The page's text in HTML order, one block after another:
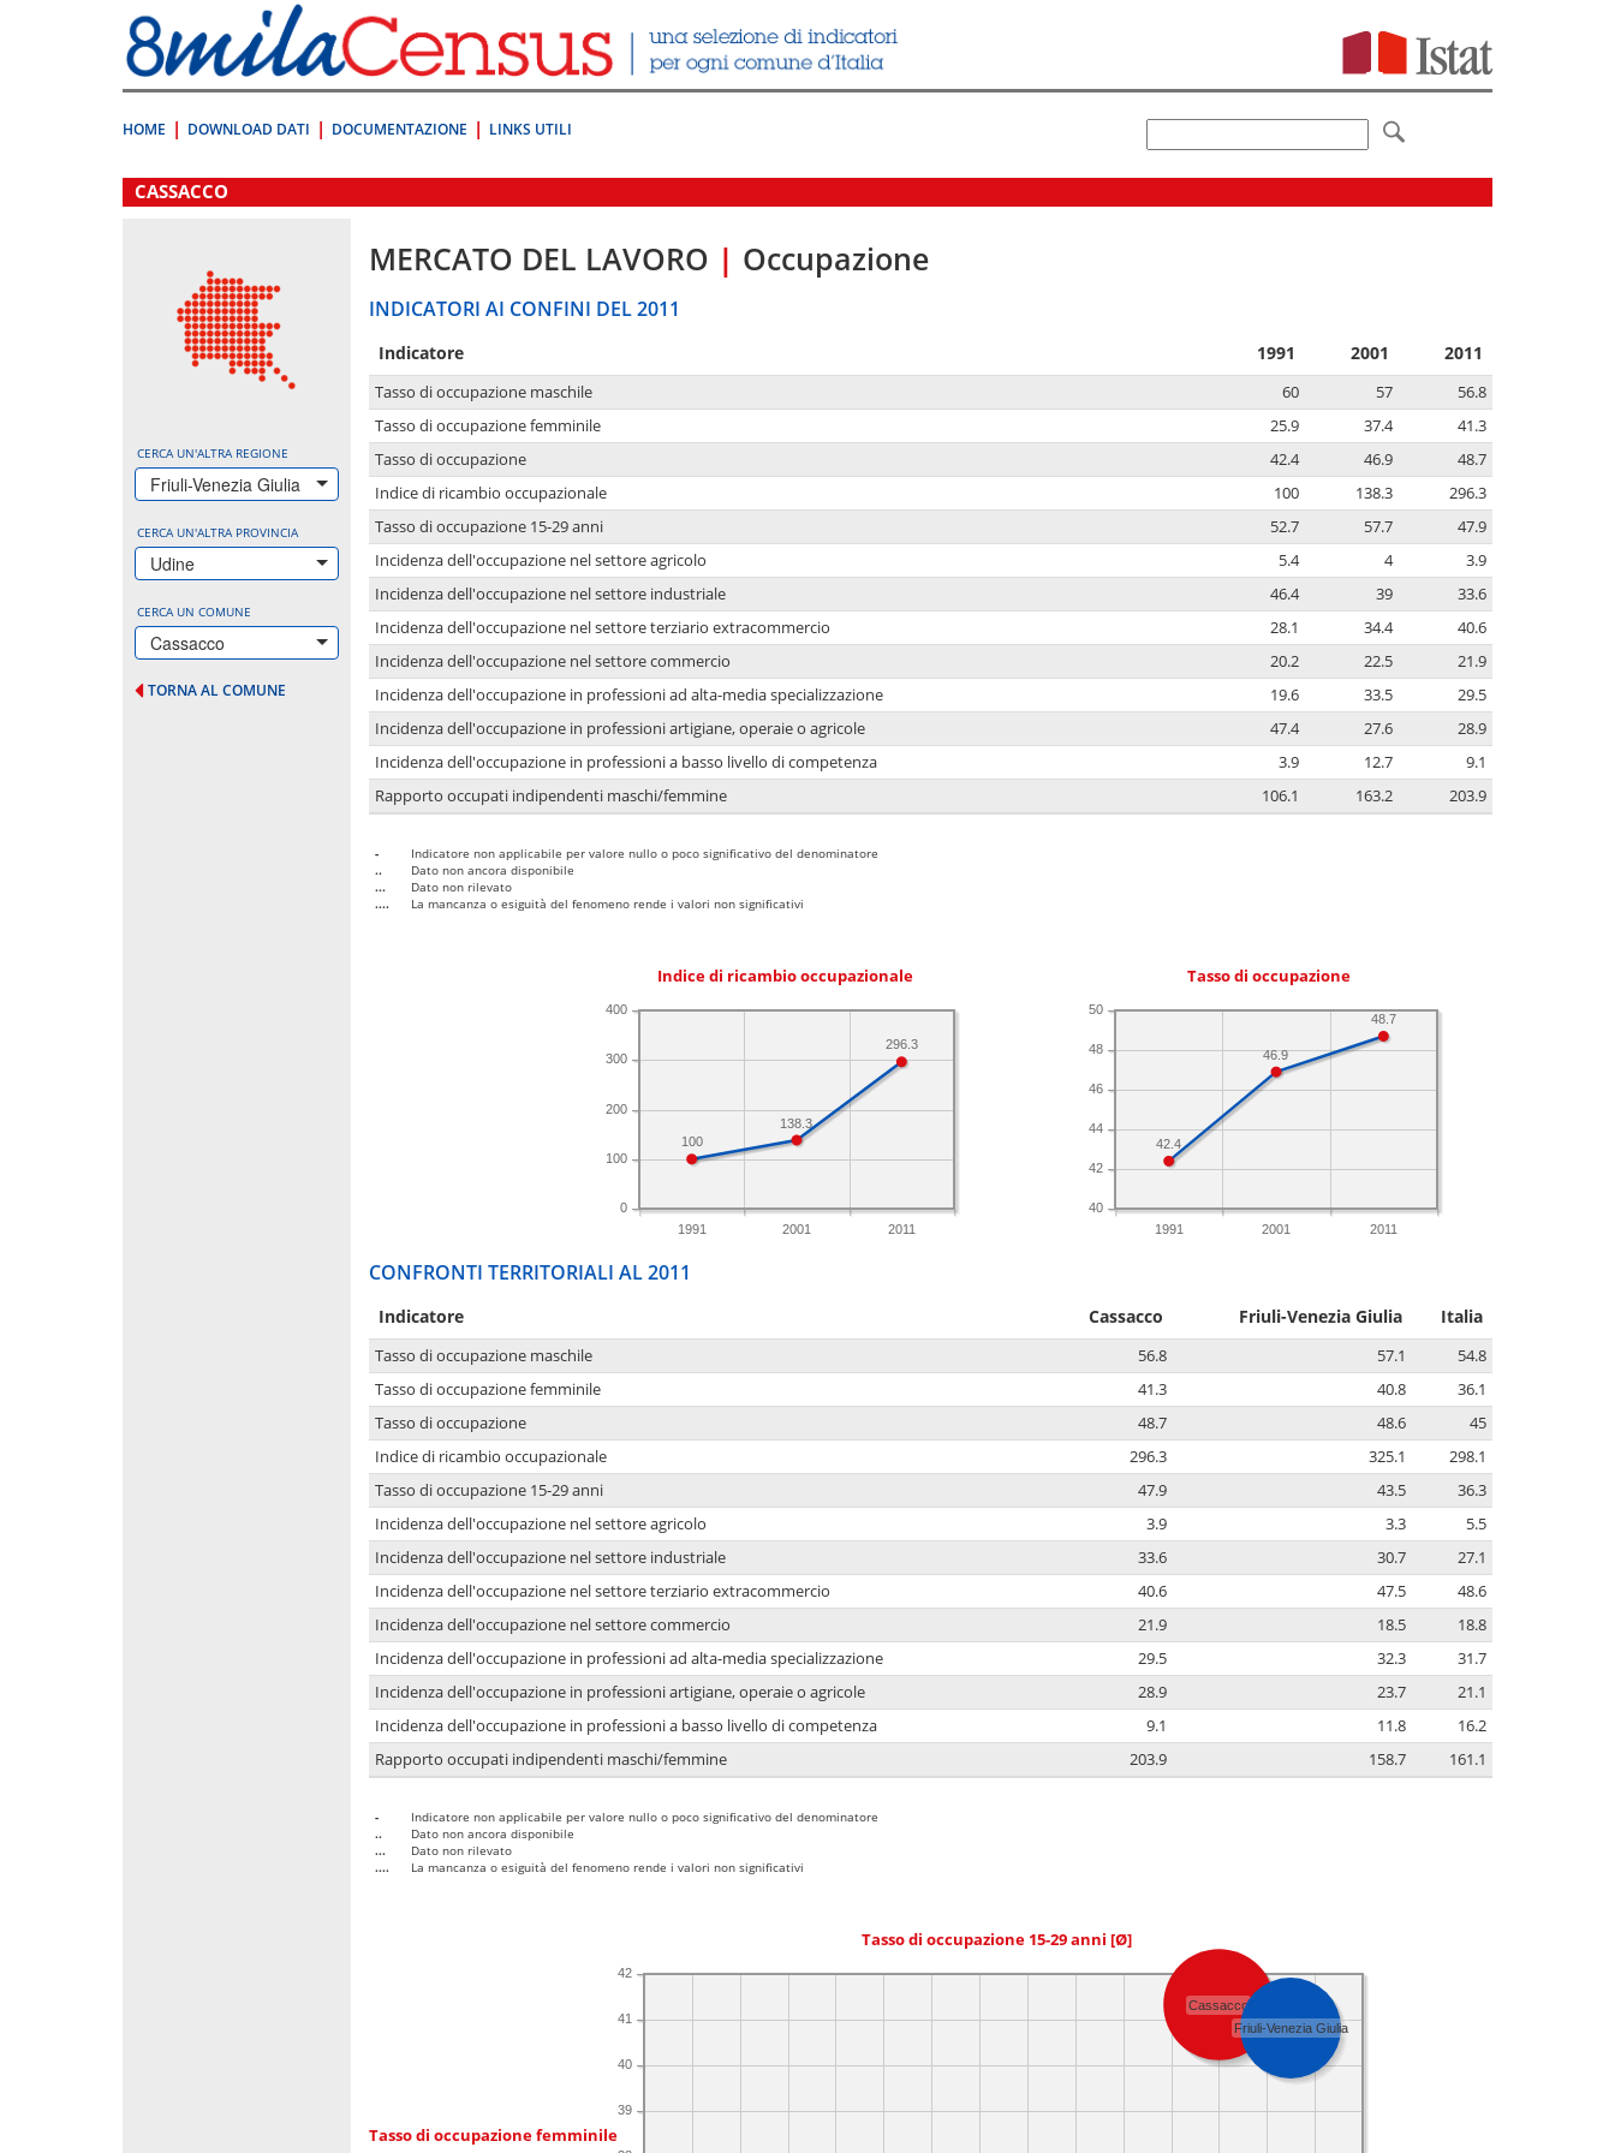
direttamente
a:
Contenuto
HOME DOWNLOAD DATI DOCUMENTAZIONE LINKS UTILI
.
CASSACCO
CERCA UN'ALTRA REGIONE
Friuli-Venezia Giulia
CERCA UN'ALTRA PROVINCIA
Udine
CERCA UN COMUNE
Cassacco
TORNA AL COMUNE
MERCATO DEL LAVORO | Occupazione
INDICATORI AI CONFINI DEL 2011
Indicatore 1991 2001 2011
Tasso di occupazione maschile 60 57
56.8
Tasso di occupazione femminile
25.9 37.4
41.3
Tasso di occupazione
42.4 46.9
48.7
Indice di ricambio occupazionale
100 138.3
296.3
Tasso di occupazione 15-29 anni
52.7 57.7
47.9
Incidenza dell'occupazione nel settore agricolo
5.4 4
3.9
Incidenza dell'occupazione nel settore industriale
46.4 39
33.6
Incidenza dell'occupazione nel settore terziario extracommercio
28.1 34.4
40.6
Incidenza dell'occupazione nel settore commercio
20.2 22.5
21.9
Incidenza dell'occupazione in professioni ad alta-media specializzazione
19.6 33.5
29.5
Incidenza dell'occupazione in professioni artigiane, operaie o agricole
47.4 27.6
28.9
Incidenza dell'occupazione in professioni a basso livello di competenza
3.9 12.7
9.1
Rapporto occupati indipendenti maschi/femmine
106.1 163.2 203.9
-
Indicatore non applicabile per valore nullo o poco significativo del denominatore
..
Dato non ancora disponibile
...
Dato non rilevato
....
La mancanza o esiguità del fenomeno rende i valori non significativi
Indice di ricambio occupazionale
1991 2001 2011
0
100
200
300
400
296.3
138.3
100
Tasso di occupazione
1991 2001 2011
40
42
44
46
48
50
48.7
46.9
42.4
CONFRONTI TERRITORIALI AL 2011
Indicatore Cassacco Friuli-Venezia Giulia Italia
Tasso di occupazione maschile 56.8 57.1
54.8
Tasso di occupazione femminile
41.3 40.8
36.1
Tasso di occupazione
48.7 48.6
45
Indice di ricambio occupazionale
296.3 325.1
298.1
Tasso di occupazione 15-29 anni
47.9 43.5
36.3
Incidenza dell'occupazione nel settore agricolo
3.9 3.3
5.5
Incidenza dell'occupazione nel settore industriale
33.6 30.7
27.1
Incidenza dell'occupazione nel settore terziario extracommercio
40.6 47.5
48.6
Incidenza dell'occupazione nel settore commercio
21.9 18.5
18.8
Incidenza dell'occupazione in professioni ad alta-media specializzazione
29.5 32.3
31.7
Incidenza dell'occupazione in professioni artigiane, operaie o agricole
28.9 23.7
21.1
Incidenza dell'occupazione in professioni a basso livello di competenza
9.1 11.8
16.2
Rapporto occupati indipendenti maschi/femmine
203.9 158.7 161.1
-
Indicatore non applicabile per valore nullo o poco significativo del denominatore
..
Dato non ancora disponibile
...
Dato non rilevato
....
La mancanza o esiguità del fenomeno rende i valori non significativi
Tasso di occupazione 15-29 anni [Ø]
Tasso di occupazione femminile
39
40
41
42
Cassacco
Friuli-Venezia Giulia